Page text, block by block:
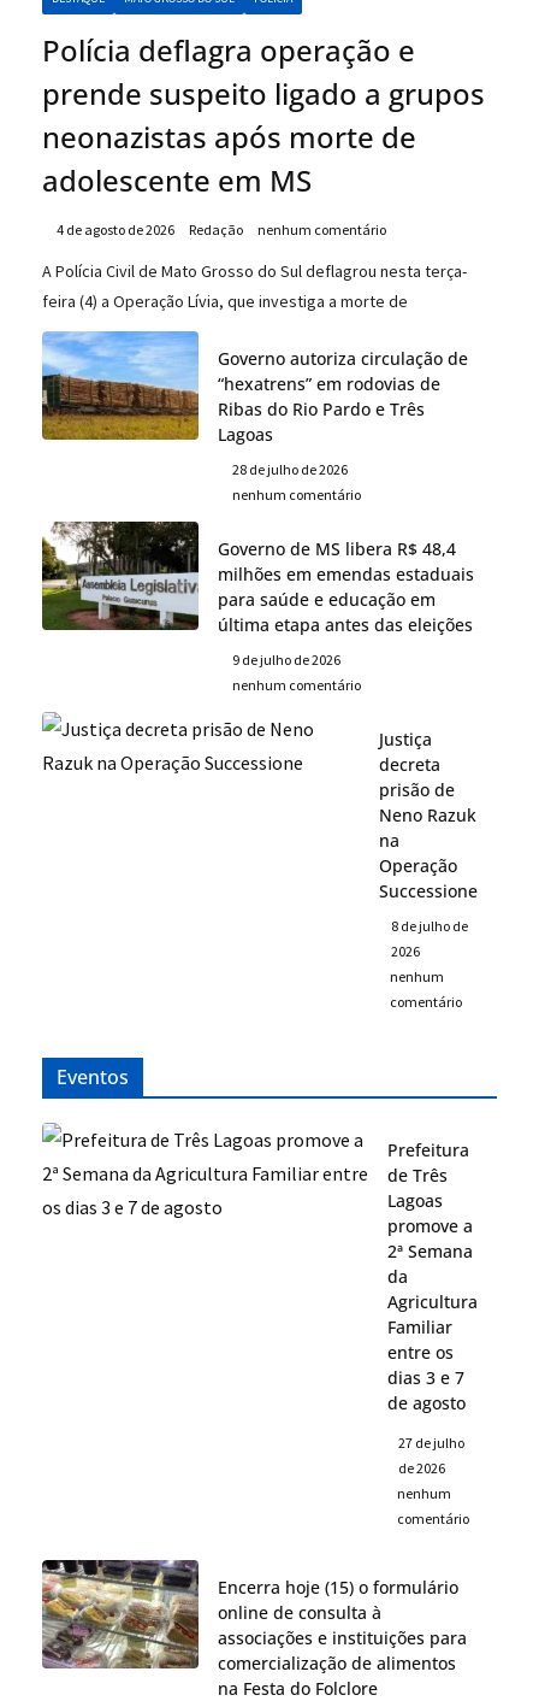
Polícia deflagra operação e
prende suspeito ligado a grupos
neonazistas após morte de
adolescente em MS
4 de agosto de 2026 Redação nenhum comentário
A Polícia Civil de Mato Grosso do Sul deflagrou nesta terça-
feira (4) a Operação Lívia, que investiga a morte de
Governo autoriza circulação de
“hexatrens” em rodovias de
Ribas do Rio Pardo e Três
Lagoas
28 de julho de 2026
nenhum comentário
Governo de MS libera R$ 48,4
milhões em emendas estaduais
para saúde e educação em
última etapa antes das eleições
9 de julho de 2026
nenhum comentário
Justiça
decreta
prisão de
Neno Razuk
na
Operação
Successione
8 de julho de
2026
nenhum
comentário
Eventos
Prefeitura
de Três
Lagoas
promove a
2ª Semana
da
Agricultura
Familiar
entre os
dias 3 e 7
de agosto
27 de julho
de 2026
nenhum
comentário
Encerra hoje (15) o formulário
online de consulta à
associações e instituições para
comercialização de alimentos
na Festa do Folclore